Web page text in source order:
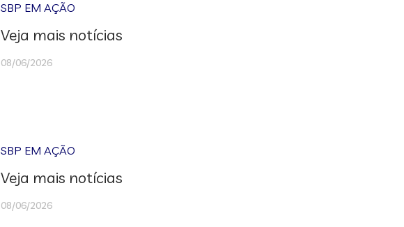
SBP EM AÇÃO
Veja mais notícias
08/06/2026
SBP EM AÇÃO
Veja mais notícias
08/06/2026